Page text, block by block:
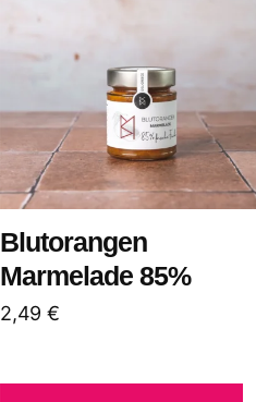
Blutorangen
Marmelade 85%
2,49 €